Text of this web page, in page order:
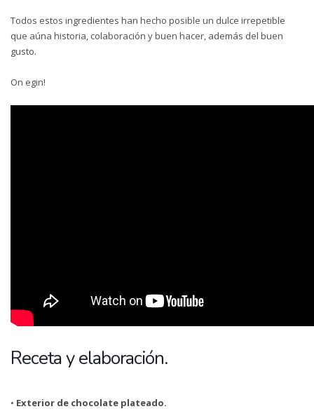
Todos estos ingredientes han hecho posible un dulce irrepetible
que aúna historia, colaboración y buen hacer, además del buen
gusto.
On egin!
Receta y elaboración.
• Exterior de chocolate plateado.